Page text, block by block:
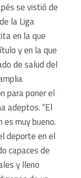
se vistió de
la Liga
en la que
y en la que
de salud del
para poner el
adeptos. “El
muy bueno.
deporte en el
capaces de
y lleno